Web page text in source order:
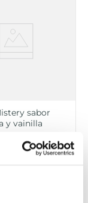
sabor
y vainilla
Caja 7 u 525 ml